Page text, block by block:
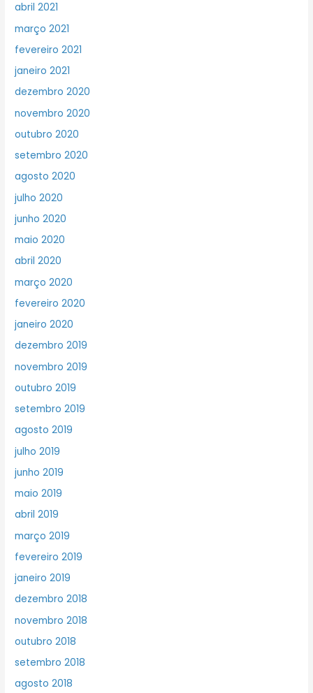
abril 2021
março 2021
fevereiro 2021
janeiro 2021
dezembro 2020
novembro 2020
outubro 2020
setembro 2020
agosto 2020
julho 2020
junho 2020
maio 2020
abril 2020
março 2020
fevereiro 2020
janeiro 2020
dezembro 2019
novembro 2019
outubro 2019
setembro 2019
agosto 2019
julho 2019
junho 2019
maio 2019
abril 2019
março 2019
fevereiro 2019
janeiro 2019
dezembro 2018
novembro 2018
outubro 2018
setembro 2018
agosto 2018